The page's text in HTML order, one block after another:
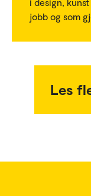
jobb og som
Les